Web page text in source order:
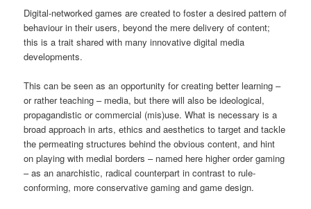
Digital-networked games are created to foster a desired pattern of
behaviour in their users, beyond the mere delivery of content;
this is a trait shared with many innovative digital media
developments.
This can be seen as an opportunity for creating better learning –
or rather teaching – media, but there will also be ideological,
propagandistic or commercial (mis)use. What is necessary is a
broad approach in arts, ethics and aesthetics to target and tackle
the permeating structures behind the obvious content, and hint
on playing with medial borders – named here higher order gaming
– as an anarchistic, radical counterpart in contrast to rule-
conforming, more conservative gaming and game design.